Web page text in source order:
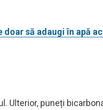
să adaugi în apă
Ulterior, puneți